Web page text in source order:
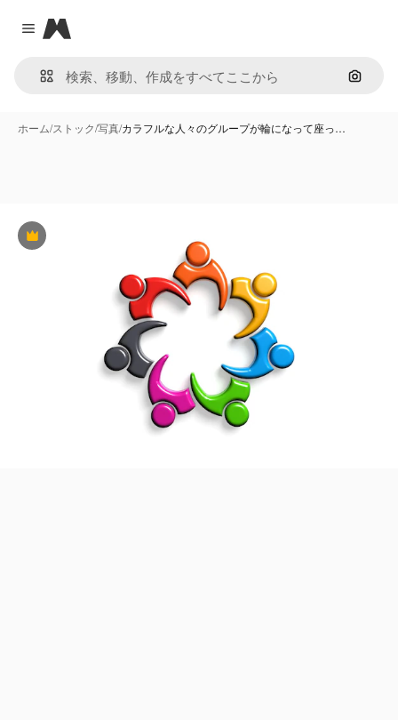
Close menu
Magnific
画像で
ホーム/ストック/写真/カラフルな人々のグループが輪になって座っ…
Premium